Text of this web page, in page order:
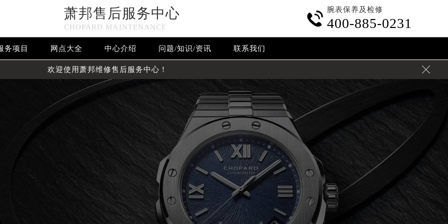
萧邦售后服务中心
CHOPARD MAINTENANCE

腕表保养及检修
400-885-0231
务项目 网点大全 中心介绍 问题/知识/资讯 联系我们
欢迎使用萧邦维修售后服务中心！ 